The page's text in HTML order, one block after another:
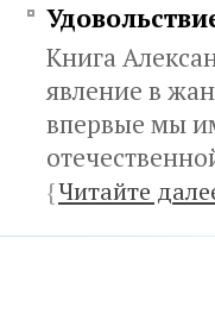
Книга
явление в
впервые мы
{Читайте